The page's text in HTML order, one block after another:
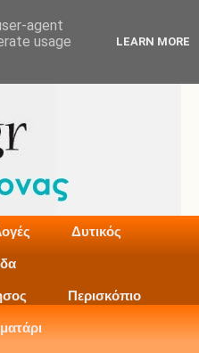
Δυτικός
Περισκόπιο
agent
usage
LEARN MORE